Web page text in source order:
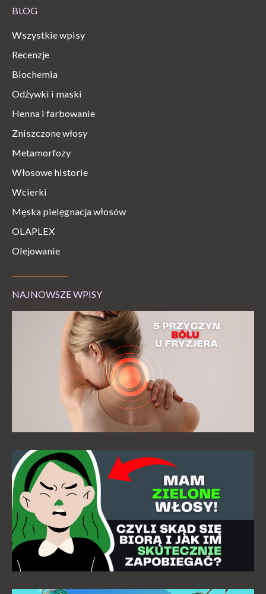
BLOG
Wszystkie wpisy
Recenzje
Biochemia
Odżywki i maski
Henna i farbowanie
Zniszczone włosy
Metamorfozy
Włosowe historie
Wcierki
Męska pielęgnacja włosów
OLAPLEX
Olejowanie
NAJNOWSZE WPISY